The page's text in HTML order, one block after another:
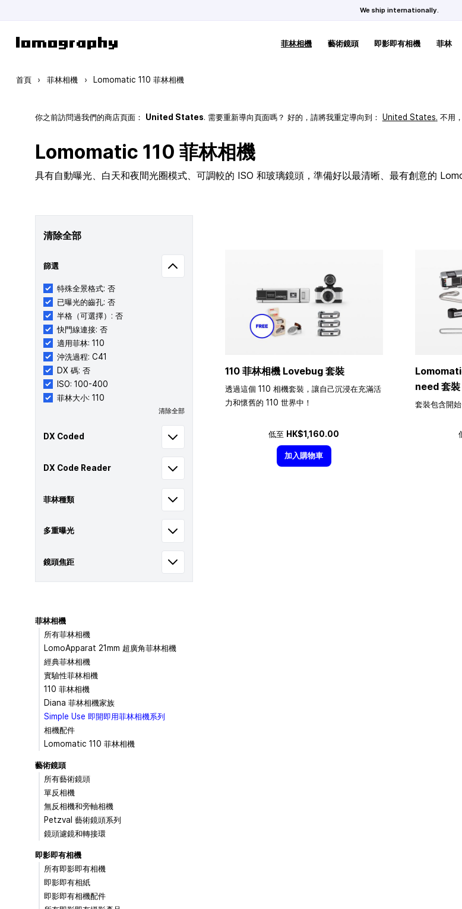
We ship internationally.
菲林相機 藝術鏡頭 即影即有相機 菲林
首頁 › 菲林相機 › Lomomatic 110 菲林相機
你之前訪問過我們的商店頁面： United States. 需要重新導向頁面嗎？ 好的，請將我重定導向到： United States. 不用
Lomomatic 110 菲林相機
具有自動曝光、白天和夜間光圈模式、可調較的 ISO 和玻璃鏡頭，準備好以最清晰、最有創意的
清除全部
篩選
特殊全景格式: 否
已曝光的齒孔: 否
半格（可選擇）: 否
快門線連接: 否
適用菲林: 110
沖洗過程: C41
DX 碼: 否
ISO: 100-400
菲林大小: 110
清除全部
DX Coded
DX Code Reader
菲林種類
多重曝光
鏡頭焦距
110 菲林相機 Lovebug 套裝
透過這個 110 相機套裝，讓自己沉浸在充滿活
力和懷舊的 110 世界中！
低至 HK$1,160.00
加入購物車
need 套裝
套裝包含開
菲林相機
所有菲林相機
LomoApparat 21mm 超廣角菲林相機
經典菲林相機
實驗性菲林相機
110 菲林相機
Diana 菲林相機家族
Simple Use 即開即用菲林相機系列
相機配件
Lomomatic 110 菲林相機
藝術鏡頭
所有藝術鏡頭
單反相機
無反相機和旁軸相機
Petzval 藝術鏡頭系列
鏡頭濾鏡和轉接環
即影即有相機
所有即影即有相機
即影即有相紙
即影即有相機配件